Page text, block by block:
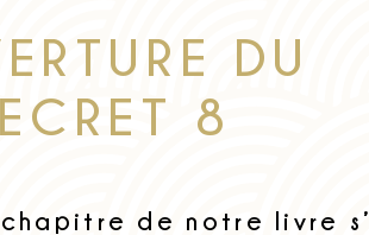
DU
8
chapitre de notre livre s’